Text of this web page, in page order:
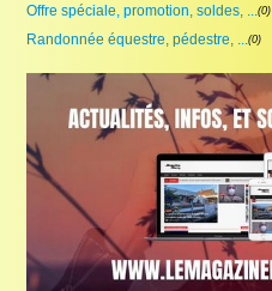
Offre spéciale, promotion, soldes, ...(0)
Randonnée équestre, pédestre, ...(0)